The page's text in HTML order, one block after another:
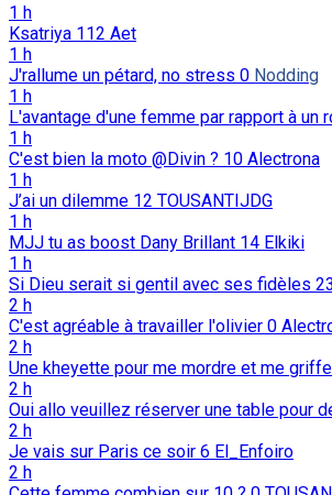
1 h
Ksatriya 112 Aet
1 h
J'rallume un pétard, no stress 0 Nodding
1 h
L'avantage d'une femme par rapport à un
1 h
C'est bien la moto @Divin ? 10 Alectrona
1 h
J’ai un dilemme 12 TOUSANTIJDG
1 h
MJJ tu as boost Dany Brillant 14 Elkiki
1 h
Si Dieu serait si gentil avec ses fidèles 23
2 h
C'est agréable à travailler l'olivier 0
2 h
Une kheyette pour me mordre et me
2 h
Oui allo veuillez réserver une table pour
2 h
Je vais sur Paris ce soir 6 El_Enfoiro
2 h